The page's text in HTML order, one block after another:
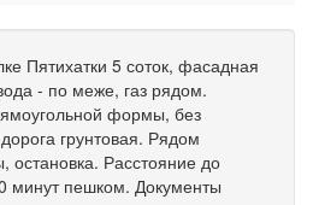
Пятихатки 5 соток, фасадная
- по меже, газ рядом.
формы, без
грунтовая. Рядом
остановка. Расстояние до
минут пешком. Документы